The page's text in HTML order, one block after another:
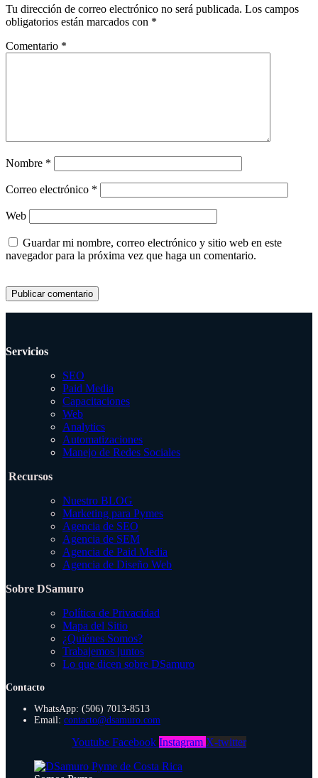
Tu dirección de correo electrónico no será publicada. Los campos
obligatorios están marcados con *
Comentario *
Nombre *
Correo electrónico *
Web
Guardar mi nombre, correo electrónico y sitio web en este
navegador para la próxima vez que haga un comentario.
Servicios
SEO
Paid Media
Capacitaciones
Web
Analytics
Automatizaciones
Manejo de Redes Sociales
Recursos
Nuestro BLOG
Marketing para Pymes
Agencia de SEO
Agencia de SEM
Agencia de Paid Media
Agencia de Diseño Web
Sobre DSamuro
Política de Privacidad
Mapa del Sitio
¿Quiénes Somos?
Trabajemos juntos
Lo que dicen sobre DSamuro
Contacto
WhatsApp: (506) 7013-8513
Email: contacto@dsamuro.com
Youtube Facebook Instagram X-twitter